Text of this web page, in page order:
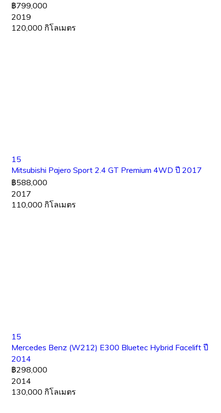
฿799,000
2019
120,000 กิโลเมตร
15
Mitsubishi Pajero Sport 2.4 GT Premium 4WD ปี 2017
฿588,000
2017
110,000 กิโลเมตร
15
Mercedes Benz (W212) E300 Bluetec Hybrid Facelift ปี
2014
฿298,000
2014
130,000 กิโลเมตร